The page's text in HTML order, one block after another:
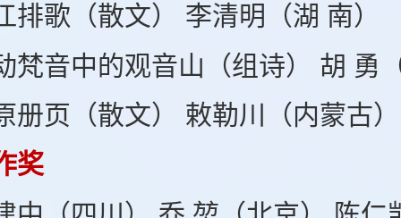
排歌（散文） 李清明（湖 南）
梵音中的观音山（组诗） 胡 勇
册页（散文） 敕勒川（内蒙古）
奖